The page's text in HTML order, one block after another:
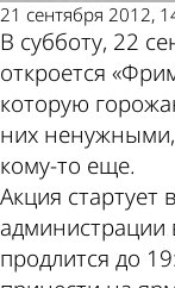
21 сентября 2012,
В субботу, 22
откроется
которую
них
кому-то еще.
Акция стартует
администрации
продлится до